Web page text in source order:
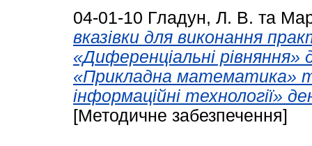
04-01-10 Гладун, Л. В. та
вказівки для виконання
«Диференціальні
«Прикладна математика»
інформаційні технології»
[Методичне забезпечення]